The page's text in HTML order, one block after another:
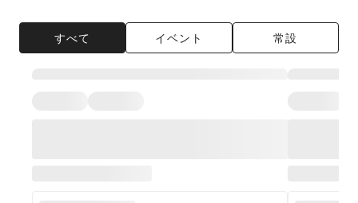
すべて イベント 常設